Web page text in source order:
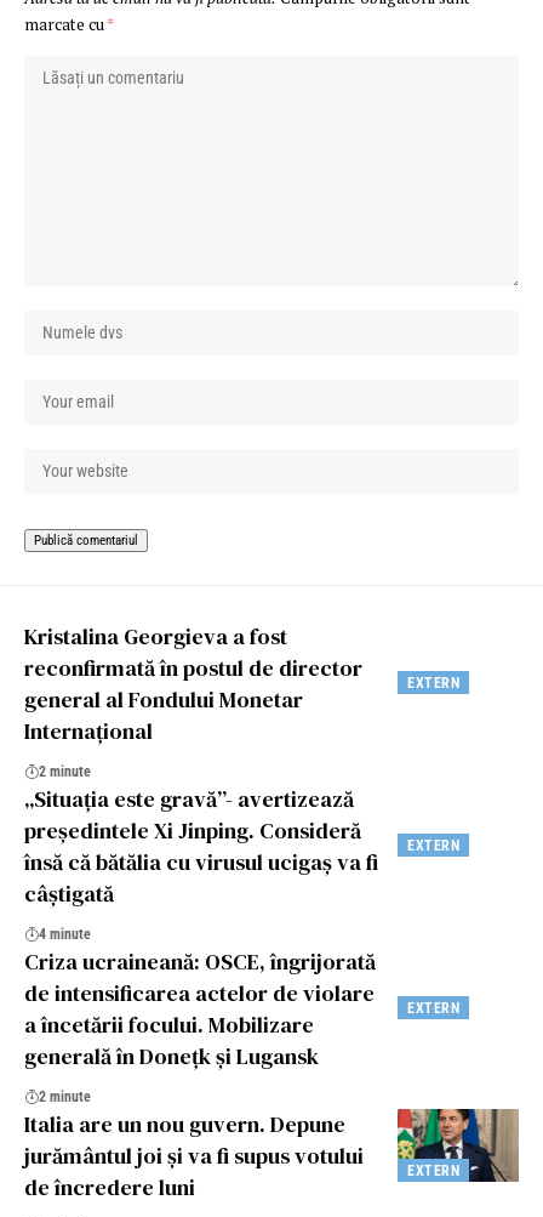
marcate cu*
EXTERN
Kristalina Georgieva a fost
reconfirmată în postul de director
general al Fondului Monetar
Internațional
2 minute
EXTERN
„Situația este gravă”- avertizează
președintele Xi Jinping. Consideră
însă că bătălia cu virusul ucigaș va fi
câștigată
4 minute
EXTERN
Criza ucraineană: OSCE, îngrijorată
de intensificarea actelor de violare
a încetării focului. Mobilizare
generală în Donețk și Lugansk
2 minute
EXTERN
Italia are un nou guvern. Depune
jurământul joi și va fi supus votului
de încredere luni